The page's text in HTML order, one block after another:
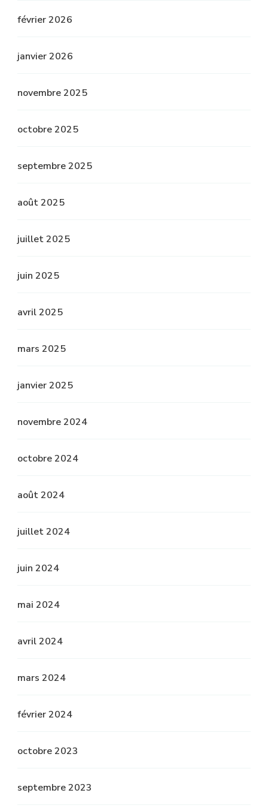
février 2026
janvier 2026
novembre 2025
octobre 2025
septembre 2025
août 2025
juillet 2025
juin 2025
avril 2025
mars 2025
janvier 2025
novembre 2024
octobre 2024
août 2024
juillet 2024
juin 2024
mai 2024
avril 2024
mars 2024
février 2024
octobre 2023
septembre 2023